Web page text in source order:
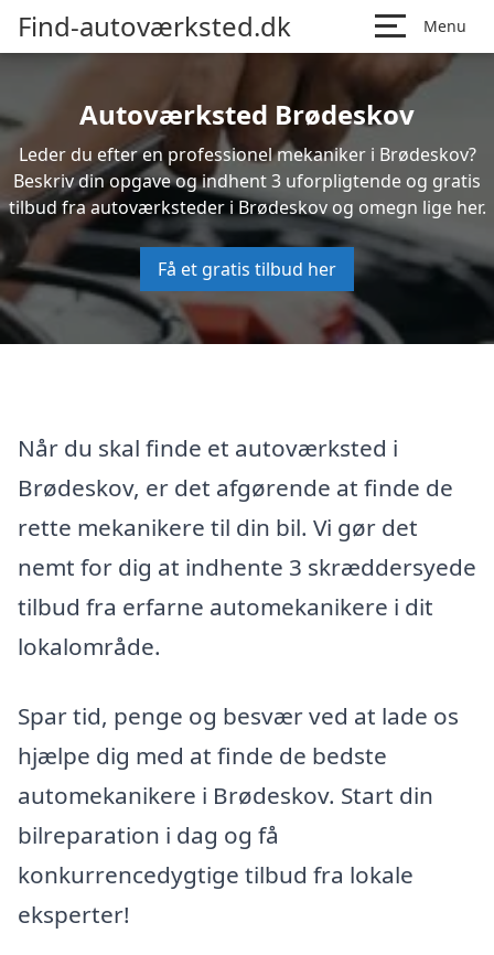
Find-autoværksted.dk Menu
Autoværksted Brødeskov
Leder du efter en professionel mekaniker i Brødeskov?
Beskriv din opgave og indhent 3 uforpligtende og gratis
tilbud fra autoværksteder i Brødeskov og omegn lige her.
Få et gratis tilbud her
Når du skal finde et autoværksted i
Brødeskov, er det afgørende at finde de
rette mekanikere til din bil. Vi gør det
nemt for dig at indhente 3 skræddersyede
tilbud fra erfarne automekanikere i dit
lokalområde.
Spar tid, penge og besvær ved at lade os
hjælpe dig med at finde de bedste
automekanikere i Brødeskov. Start din
bilreparation i dag og få
konkurrencedygtige tilbud fra lokale
eksperter!